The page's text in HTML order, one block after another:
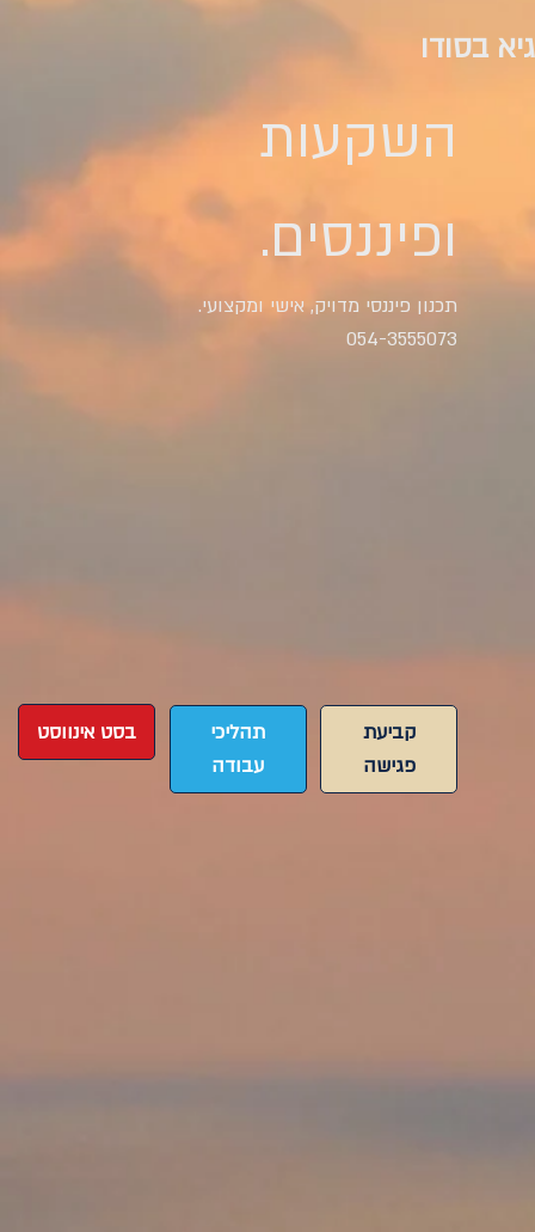
גיא בסודו
השקעות
ופיננסים.
תכנון פיננסי מדויק, אישי ומקצועי.
054-3555073
בסט אינווסט
תהליכי
עבודה
קביעת
פגישה